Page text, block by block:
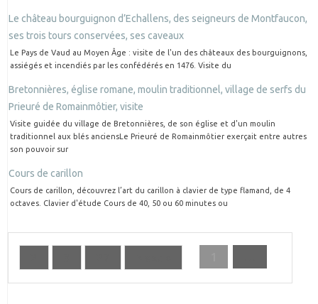
Le château bourguignon d’Echallens, des seigneurs de Montfaucon,
ses trois tours conservées, ses caveaux
Le Pays de Vaud au Moyen Âge : visite de l'un des châteaux des bourguignons,
assiégés et incendiés par les confédérés en 1476. Visite du
Bretonnières, église romane, moulin traditionnel, village de serfs du
Prieuré de Romainmôtier, visite
Visite guidée du village de Bretonnières, de son église et d'un moulin
traditionnel aux blés anciensLe Prieuré de Romainmôtier exerçait entre autres
son pouvoir sur
Cours de carillon
Cours de carillon, découvrez l’art du carillon à clavier de type flamand, de 4
octaves. Clavier d'étude Cours de 40, 50 ou 60 minutes ou